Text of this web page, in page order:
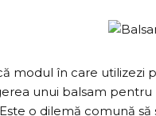
modul în care utilizezi
unui balsam
o dilemă comună